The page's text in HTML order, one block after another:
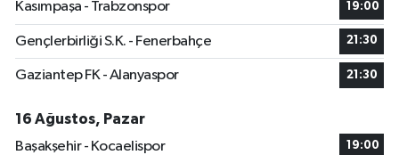
Kasımpaşa - Trabzonspor 19:00
Gençlerbirliği S.K. - Fenerbahçe 21:30
Gaziantep FK - Alanyaspor 21:30
16 Ağustos, Pazar
Başakşehir - Kocaelispor
19:00